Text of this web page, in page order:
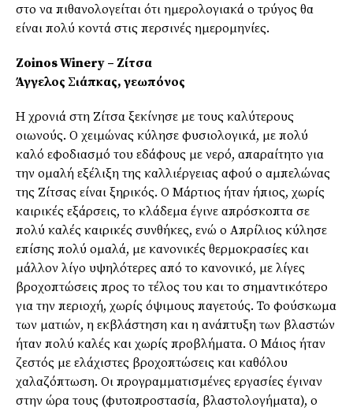
στο να πιθανολογείται ότι ημερολογιακά ο τρύγος θα
είναι πολύ κοντά στις περσινές ημερομηνίες.
Zoinos Winery – Ζίτσα
Άγγελος Σιάπκας, γεωπόνος
Η χρονιά στη Ζίτσα ξεκίνησε με τους καλύτερους
οιωνούς. Ο χειμώνας κύλησε φυσιολογικά, με πολύ
καλό εφοδιασμό του εδάφους με νερό, απαραίτητο για
την ομαλή εξέλιξη της καλλιέργειας αφού ο αμπελώνας
της Ζίτσας είναι ξηρικός. Ο Μάρτιος ήταν ήπιος, χωρίς
καιρικές εξάρσεις, το κλάδεμα έγινε απρόσκοπτα σε
πολύ καλές καιρικές συνθήκες, ενώ ο Απρίλιος κύλησε
επίσης πολύ ομαλά, με κανονικές θερμοκρασίες και
μάλλον λίγο υψηλότερες από το κανονικό, με λίγες
βροχοπτώσεις προς το τέλος του και το σημαντικότερο
για την περιοχή, χωρίς όψιμους παγετούς. Το φούσκωμα
των ματιών, η εκβλάστηση και η ανάπτυξη των βλαστών
ήταν πολύ καλές και χωρίς προβλήματα. Ο Μάιος ήταν
ζεστός με ελάχιστες βροχοπτώσεις και καθόλου
χαλαζόπτωση. Οι προγραμματισμένες εργασίες έγιναν
στην ώρα τους (φυτοπροστασία, βλαστολογήματα), ο